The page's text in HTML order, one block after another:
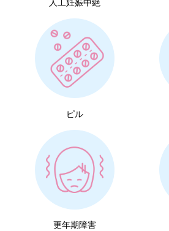
人工妊娠中絶
ピル
更年期障害